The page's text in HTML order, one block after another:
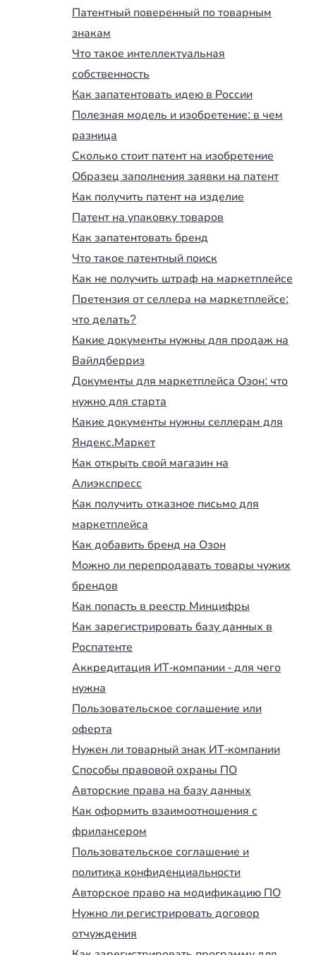
Патентный поверенный по товарным
знакам
Что такое интеллектуальная
собственность
Как запатентовать идею в России
Полезная модель и изобретение: в чем
разница
Сколько стоит патент на изобретение
Образец заполнения заявки на патент
Как получить патент на изделие
Патент на упаковку товаров
Как запатентовать бренд
Что такое патентный поиск
Как не получить штраф на маркетплейсе
Претензия от селлера на маркетплейсе:
что делать?
Какие документы нужны для продаж на
Вайлдберриз
Документы для маркетплейса Озон: что
нужно для старта
Какие документы нужны селлерам для
Яндекс.Маркет
Как открыть свой магазин на
Алиэкспресс
Как получить отказное письмо для
маркетплейса
Как добавить бренд на Озон
Можно ли перепродавать товары чужих
брендов
Как попасть в реестр Минцифры
Как зарегистрировать базу данных в
Роспатенте
Аккредитация ИТ-компании - для чего
нужна
Пользовательское соглашение или
оферта
Нужен ли товарный знак ИТ-компании
Способы правовой охраны ПО
Авторские права на базу данных
Как оформить взаимоотношения с
фрилансером
Пользовательское соглашение и
политика конфиденциальности
Авторское право на модификацию ПО
Нужно ли регистрировать договор
отчуждения